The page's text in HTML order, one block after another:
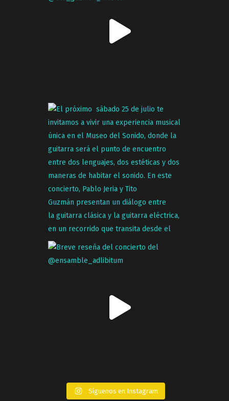
Síguenos en Instagram